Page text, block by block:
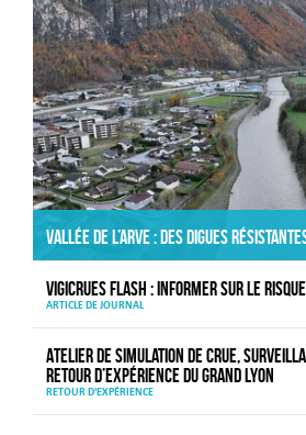
Vallée de l’Arve : des digues
VIGICRUES FLASH : informer sur le
ARTICLE DE JOURNAL
Atelier de simulation de crue,
retour d’expérience du Grand Lyon
RETOUR D'EXPÉRIENCE